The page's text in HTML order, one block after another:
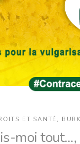
ET SANTÉ,
moi tout…,